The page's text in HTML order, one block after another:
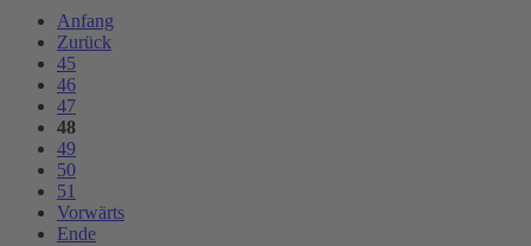
Anfang
Zurück
45
46
47
48
49
50
51
Vorwärts
Ende